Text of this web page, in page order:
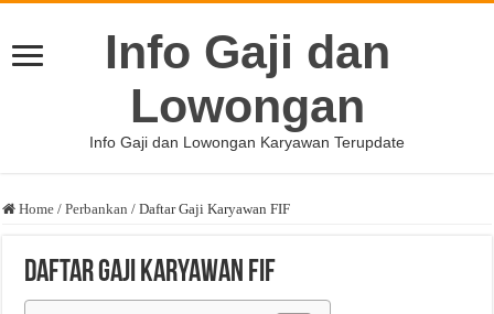
Info Gaji dan
Lowongan
Info Gaji dan Lowongan Karyawan Terupdate
Home / Perbankan / Daftar Gaji Karyawan FIF
Daftar Gaji Karyawan FIF